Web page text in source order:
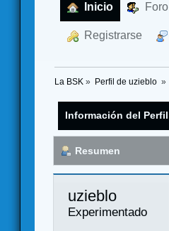
Inicio Foro
Registrarse
La BSK » Perfil de uzieblo »
Información del Perfil
Resumen
uzieblo
Experimentado